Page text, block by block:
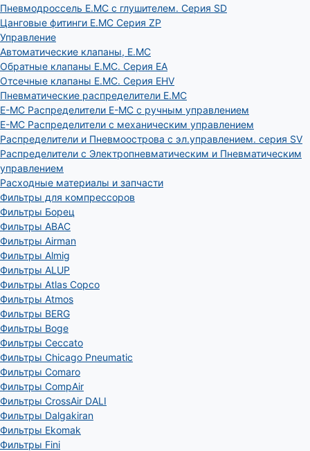
Пневмодроссель E.MC с глушителем. Серия SD
Цанговые фитинги E.MC Серия ZP
Управление
Автоматические клапаны, Е.МС
Обратные клапаны E.MC. Серия EA
Отсечные клапаны E.MC. Серия EHV
Пневматические распределители E.MC
E-MC Распределители E-MC с ручным управлением
E-MC Распределители с механическим управлением
Распределители и Пневмоострова с эл.управлением. серия SV
Распределители с Электропневматическим и Пневматическим
управлением
Расходные материалы и запчасти
Фильтры для компрессоров
Фильтры Борец
Фильтры ABAC
Фильтры Airman
Фильтры Almig
Фильтры ALUP
Фильтры Atlas Copco
Фильтры Atmos
Фильтры BERG
Фильтры Boge
Фильтры Ceccato
Фильтры Chicago Pneumatic
Фильтры Comaro
Фильтры CompAir
Фильтры CrossAir DALI
Фильтры Dalgakiran
Фильтры Ekomak
Фильтры Fini